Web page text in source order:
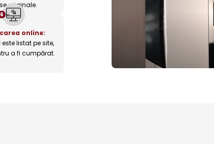
originale.
6
online:
este listat pe site,
a fi cumpărat.